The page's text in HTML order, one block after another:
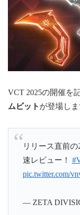
VCT 2025の開催を
ムビット が登場しま
リリース直前
速レビュー！
pic.twitter.com/
— ZETA